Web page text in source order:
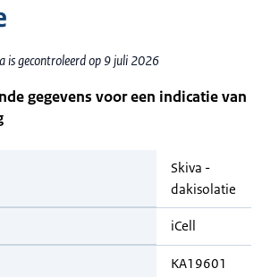
is gecontroleerd op 9 juli 2026
gegevens voor een indicatie van
Skiva -
dakisolatie
iCell
KA19601